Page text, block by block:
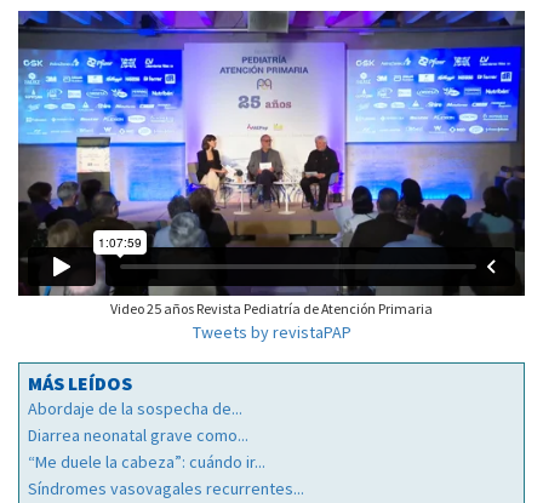
Video 25 años Revista Pediatría de Atención Primaria
Tweets by revistaPAP
MÁS LEÍDOS
Abordaje de la sospecha de...
Diarrea neonatal grave como...
“Me duele la cabeza”: cuándo ir...
Síndromes vasovagales recurrentes...